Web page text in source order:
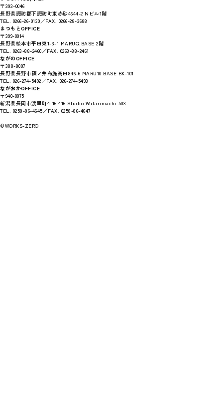
〒393-0046
長野県諏訪郡下諏訪町東赤砂4644-2 Nビル1階
TEL. 0266-26-0130／FAX. 0266-28-3688
まつもとOFFICE
〒399-0014
長野県松本市平田東1-3-1 MARUQ BASE 2階
TEL. 0263-88-2460／FAX. 0263-88-2461
ながのOFFICE
〒388-8007
長野県長野市篠ノ井布施高田846-6 MARU10 BASE BK-101
TEL. 026-274-5492／FAX. 026-274-5493
ながおかOFFICE
〒940-0075
新潟県長岡市渡里町4-16 416 Studio Watarimachi 503
TEL. 0258-86-4645／FAX. 0258-86-4647
©WORKS-ZERO